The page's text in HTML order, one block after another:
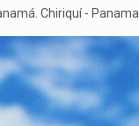
Chiriquí - Panama